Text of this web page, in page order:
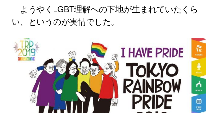
ようやくLGBT理解への下地が生まれていたくら
い、というのが実情でした。